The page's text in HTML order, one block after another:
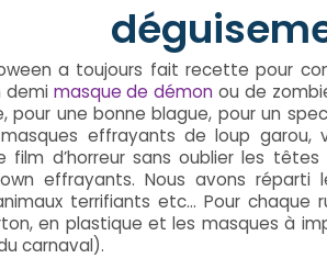
a toujours fait recette pour
demi masque de démon ou de
pour une bonne blague, pour un
effrayants de loup
film d’horreur sans oublier les
effrayants. Nous avons
terrifiants etc… Pour
en plastique et les masques à
carnaval).